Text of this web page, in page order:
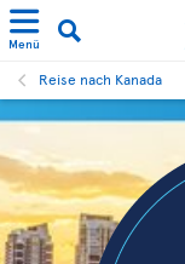
Menü
Reise nach Kanada